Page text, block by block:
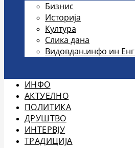
Бизнис
Историја
Култура
Слика дана
Видовдан.инфо ин
ИНФО
АКТУЕЛНО
ПОЛИТИКА
ДРУШТВО
ИНТЕРВЈУ
ТРАДИЦИЈА